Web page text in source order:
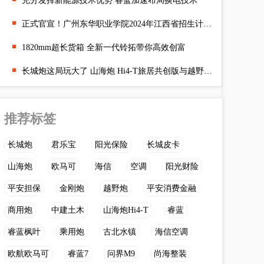
正式官宣！广州东华职业学院2024年江西省招生计划公布
1820mm超长货箱 全新一代铃拓带你高效创富
长城炮这局玩大了 山海炮 Hi4-T旅居共创版与越野炮山地版正式发
推荐标签
长城炮 君乐宝 阳光保险 长城皮卡
山海炮 欧马可 海信 空调 阳光财险
平安担保 金刚炮 越野炮 平安消费金融
商用炮 中建土木 山海炮Hi4-T 睿蓝
睿蓝枫叶 乘用炮 古北水镇 海信空调
欧航欧马可 睿蓝7 问界M9 尚海整装